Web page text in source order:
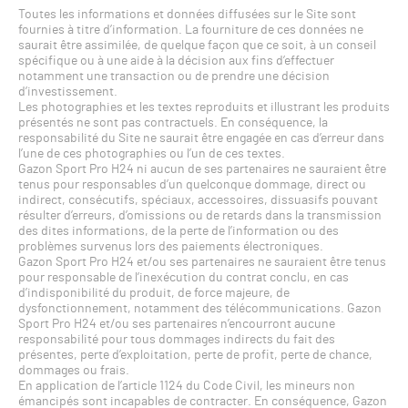
Toutes les informations et données diffusées sur le Site sont
fournies à titre d’information. La fourniture de ces données ne
saurait être assimilée, de quelque façon que ce soit, à un conseil
spécifique ou à une aide à la décision aux fins d’effectuer
notamment une transaction ou de prendre une décision
d’investissement.
Les photographies et les textes reproduits et illustrant les produits
présentés ne sont pas contractuels. En conséquence, la
responsabilité du Site ne saurait être engagée en cas d’erreur dans
l’une de ces photographies ou l’un de ces textes.
Gazon Sport Pro H24 ni aucun de ses partenaires ne sauraient être
tenus pour responsables d’un quelconque dommage, direct ou
indirect, consécutifs, spéciaux, accessoires, dissuasifs pouvant
résulter d’erreurs, d’omissions ou de retards dans la transmission
des dites informations, de la perte de l’information ou des
problèmes survenus lors des paiements électroniques.
Gazon Sport Pro H24 et/ou ses partenaires ne sauraient être tenus
pour responsable de l’inexécution du contrat conclu, en cas
d’indisponibilité du produit, de force majeure, de
dysfonctionnement, notamment des télécommunications. Gazon
Sport Pro H24 et/ou ses partenaires n’encourront aucune
responsabilité pour tous dommages indirects du fait des
présentes, perte d’exploitation, perte de profit, perte de chance,
dommages ou frais.
En application de l’article 1124 du Code Civil, les mineurs non
émancipés sont incapables de contracter. En conséquence, Gazon